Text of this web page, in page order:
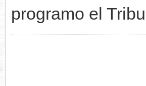
programo el